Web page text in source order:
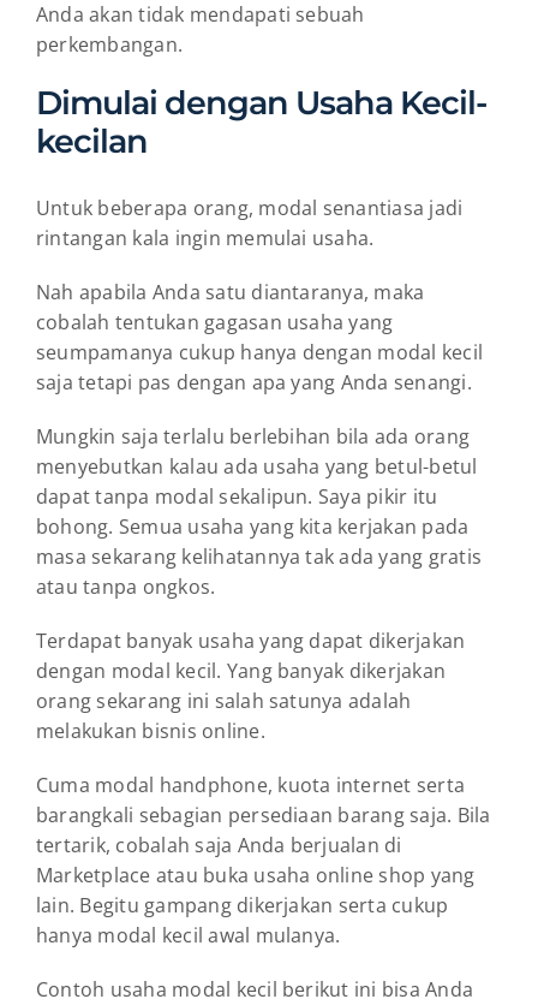
Anda akan tidak mendapati sebuah
perkembangan.
Dimulai dengan Usaha Kecil-
kecilan
Untuk beberapa orang, modal senantiasa jadi
rintangan kala ingin memulai usaha.
Nah apabila Anda satu diantaranya, maka
cobalah tentukan gagasan usaha yang
seumpamanya cukup hanya dengan modal kecil
saja tetapi pas dengan apa yang Anda senangi.
Mungkin saja terlalu berlebihan bila ada orang
menyebutkan kalau ada usaha yang betul-betul
dapat tanpa modal sekalipun. Saya pikir itu
bohong. Semua usaha yang kita kerjakan pada
masa sekarang kelihatannya tak ada yang gratis
atau tanpa ongkos.
Terdapat banyak usaha yang dapat dikerjakan
dengan modal kecil. Yang banyak dikerjakan
orang sekarang ini salah satunya adalah
melakukan bisnis online.
Cuma modal handphone, kuota internet serta
barangkali sebagian persediaan barang saja. Bila
tertarik, cobalah saja Anda berjualan di
Marketplace atau buka usaha online shop yang
lain. Begitu gampang dikerjakan serta cukup
hanya modal kecil awal mulanya.
Contoh usaha modal kecil berikut ini bisa Anda